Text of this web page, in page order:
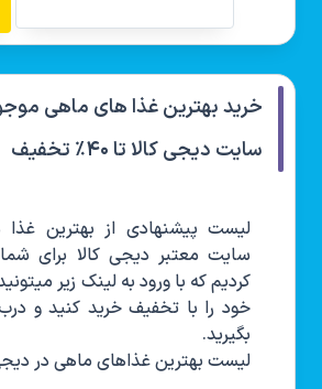
خرید بهترین غذا های ماهی
سایت دیجی کالا تا ۴۰٪ تخفیف
لیست پیشنهادی از بهترین
سایت معتبر دیجی کالا برای شما
کردیم که با ورود به لینک زیر
خود را با تخفیف خرید کنید و
بگیرید.
لیست بهترین غذاهای ماهی در